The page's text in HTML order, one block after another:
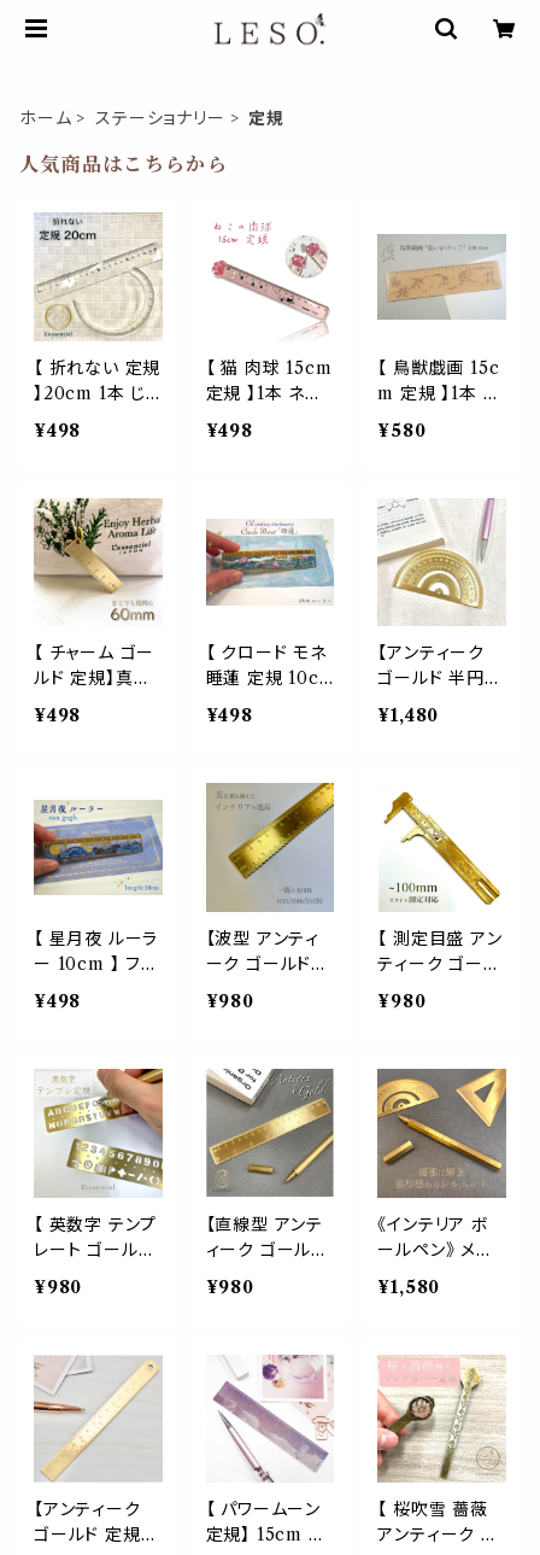
ホーム ステーショナリー 定規
人気商品はこちらから
【 折れない 定規
】20cm 1本 じょ
うぎ 透明 測定
筆箱 収納 ルー
受験生 塾 合格
学校 文房具 筆
記用具 勉強 収
納 文系 理系 オ
フィス 学生 デス
¥498
【 猫 肉球 15cm
定規 】1本 ネコ
可愛い ペット じ
ょうぎ 測定 ルー
学校 文房具 筆
記用具 勉強 古
典 文系 オフィス
ピンク 学生 デ
¥498
【 鳥獣戯画 15c
m 定規 】1本 両
面デザイン 絵巻
物 日本最古 国
測定 ルーラー
アクリル カッタ
ー 艶 和風 学校
文房具 筆記用
具 勉強 古典 文
系 オフィス イン
テリア ステーシ
ョナリー デスク
兎 蛙 オリジナ
¥580
【 チャーム ゴー
ルド 定規】真鍮
6cm じょうぎ 測
定 学校 青山 表
具 デスク おしゃ
れ 事務 用品 イ
ンテリア ステー
ショナリー ポー
¥498
【 クロード モネ
睡蓮 定規 10c
m 】1本 ルーラ
ー ブックマーク
金属プレート ゴ
ールド 重厚感
油絵 印象派 オ
イルペイント 絵
画 芸術 読書 本
学校 美術 ステ
ーショナリー ア
ート フランス パ
庭 花 池
¥498
【アンティーク
ゴールド 半円
分度器】真鍮 測
定 学校 オフィス
務用品 インテリ
ア ステーショナ
¥1,480
【 星月夜 ルーラ
ー 10cm 】 ファ
ン ゴッホ 定規
アンティーク ゴ
ート 重厚感 栞
しおり ブックマ
ーク 油絵 オイ
ルペイント 印象
派 絵画 芸術作
品 オランダ 読
書 じょうぎ 学校
オフィス アート
ー 測定 美術館
¥498
【波型 アンティ
ーク ゴールド
定規】真鍮 15c
m じょうぎ 測定
房具 文具 デス
ク おしゃれ 事務
用品 インテリア
ステーショナリ
ー ビジネス お
守り 営業
¥980
【 測定目盛 アン
ティーク ゴール
ド 定規 】10cm
真鍮 じょうぎ 学
具 デスク コンパ
クト ノギス 事務
直径 インテリア
¥980
【 英数字 テンプ
レート ゴールド
定規】2枚セット
ブックカバー ゴ
ィス 文房具 文
具 デスク おしゃ
れ 事務用品 イ
ンテリア 本 雑誌
¥980
【直線型 アンテ
ィーク ゴールド
定規】18cm 真
鍮 じょうぎ 測定
房具 文具 デス
ク おしゃれ 事務
用品 インテリア
ステーショナリ
¥980
《インテリア ボ
ールペン》 メゾ
ン ゴールド 目盛
付き 青山 銀座
落 服屋 雑貨 カ
フェ ショップ家
具 文房具 会計
計算 定規 ビジ
ネス 文鎮 プラ
チナ
¥1,580
【アンティーク
ゴールド 定規】
【 パワームーン
定規】 15cm 月
【 桜吹雪 薔薇
アンティーク ゴ